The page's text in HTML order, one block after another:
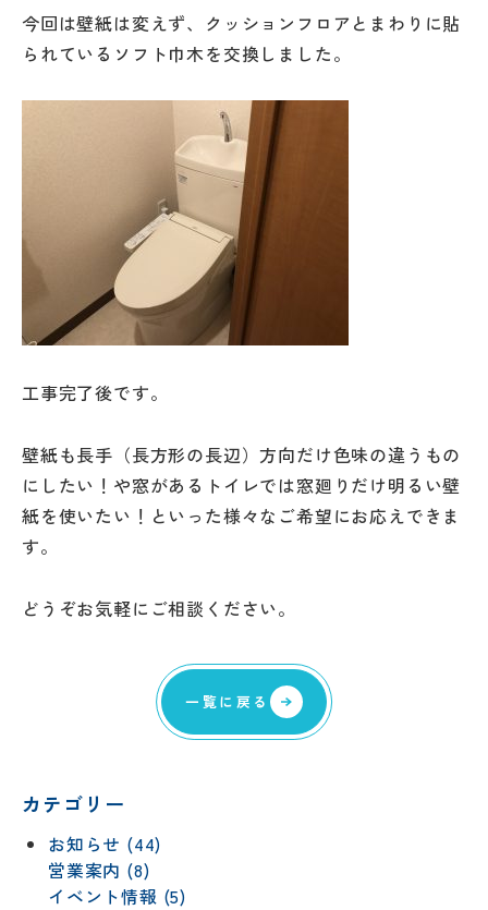
今回は壁紙は変えず、クッションフロアとまわりに貼
られているソフト巾木を交換しました。
工事完了後です。
壁紙も長手（長方形の長辺）方向だけ色味の違うもの
にしたい！や窓があるトイレでは窓廻りだけ明るい壁
紙を使いたい！といった様々なご希望にお応えできま
す。
どうぞお気軽にご相談ください。
一覧に戻る
カテゴリー
お知らせ (44)
営業案内 (8)
イベント情報 (5)